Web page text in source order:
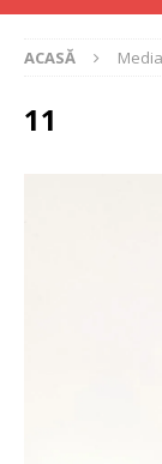
ACASĂ Media
11